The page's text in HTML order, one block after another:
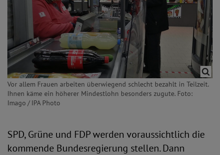
Vor allem Frauen arbeiten überwiegend schlecht bezahlt in Teilzeit.
Ihnen käme ein höherer Mindestlohn besonders zugute. Foto:
Imago / IPA Photo
SPD, Grüne und FDP werden voraussichtlich die
kommende Bundesregierung stellen. Dann